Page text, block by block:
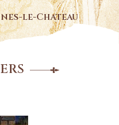
le-Chateau